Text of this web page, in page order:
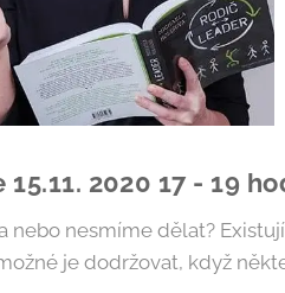
2020 17 - 19
nebo nesmíme dělat?
je dodržovat, když